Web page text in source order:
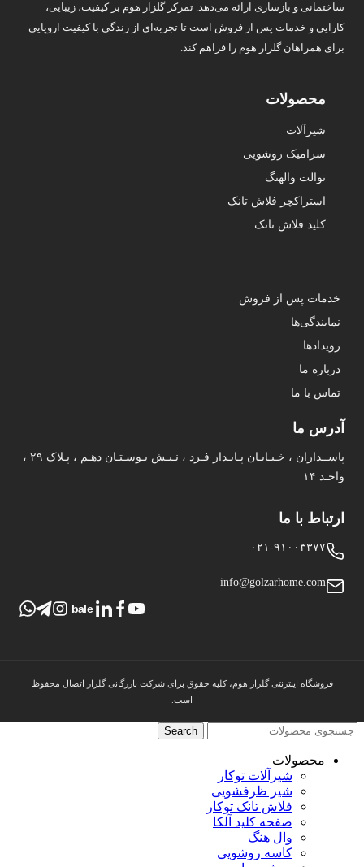
bale
آدرس ما
پاســداران ، خـیـابـان پـایـدار فـرد ، نـبـش بـوسـتـان دهـم ، پـلاک ۲۹ ،
واحـد ۱۴
ارتباط با ما
۰۲۱-۹۱۰۰۳۳۷۷
info@golzarhome.com
ساختمانی و بازسازی ارائه می‌دهد. تمرکز گلزار هوم بر کیفیت، زیبایی،
کارایی و خدمات پس از فروش است تا تجربه‌ای از زندگی با کیفیت اروپایی
برای همراهان گلزار هوم را فراهم کند.
خدمات پس از فروش
نمایندگی‌ها
رویدادها
درباره ما
تماس با ما
محصولات
شیرآلات
سرامیک روشویی
توالت والهنگ
استراکچر فلاش تانک
کلید فلاش تانک
فروشگاه اینترنتی گلزار هوم، کلیه حقوق برای شرکت بازرگانی گلزار اتصال محفوظ
است.
Search
محصولات
شیرآلات توکار
شیر ظرفشویی
فلاش تانک توکار
صفحه کلید آلکا
وال هنگ
کاسه روشویی